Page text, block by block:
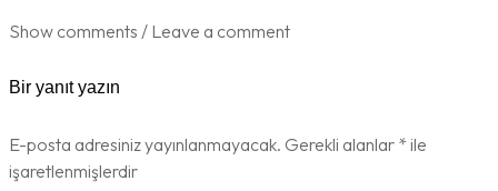
Show comments / Leave a comment
Bir yanıt yazın
E-posta adresiniz yayınlanmayacak. Gerekli alanlar *ile
işaretlenmişlerdir